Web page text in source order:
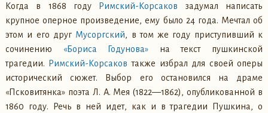
Когда в 1868 году
Римский-Корсаков задумал написать
крупное оперное произведение, ему было 24 года. Мечтал об
этом и его друг Мусоргский, в том же году приступивший к
сочинению «Бориса Годунова» на текст пушкинской
трагедии.
Римский-Корсаков также избрал для своей оперы
исторический сюжет. Выбор его остановился на драме
«Псковитянка» поэта Л. А. Мея (1822—1862), опубликованной в
1860 году. Речь в ней идет, как и в трагедии Пушкина, о